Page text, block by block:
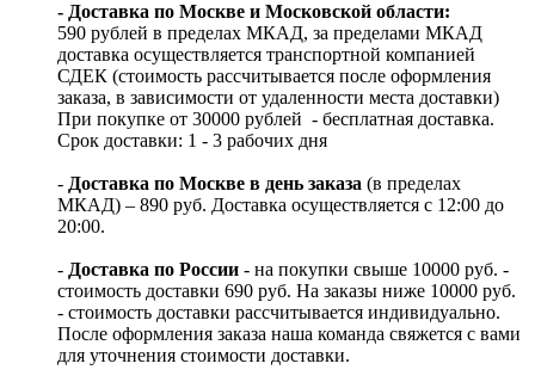
- Доставка по Москве и Московской области:
590 рублей в пределах МКАД, за пределами МКАД
доставка осуществляется транспортной компанией
СДЕК (стоимость рассчитывается после оформления
заказа, в зависимости от удаленности места доставки)
При покупке от 30000 рублей - бесплатная доставка.
Срок доставки: 1 - 3 рабочих дня
- Доставка по Москве в день заказа (в пределах
МКАД) – 890 руб. Доставка осуществляется с 12:00 до
20:00.
- Доставка по России - на покупки свыше 10000 руб. -
стоимость доставки 690 руб. На заказы ниже 10000 руб.
- стоимость доставки рассчитывается индивидуально.
После оформления заказа наша команда свяжется с вами
для уточнения стоимости доставки.